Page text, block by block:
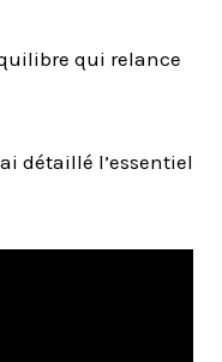
qui relance
détaillé l’essentiel